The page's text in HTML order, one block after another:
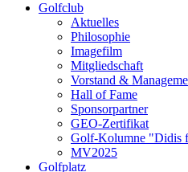
Golfclub
Aktuelles
Philosophie
Imagefilm
Mitgliedschaft
Vorstand &
Hall of Fame
Sponsorpartner
GEO-Zertifikat
Golf-Kolumne "Didis
MV2025
Golfplatz